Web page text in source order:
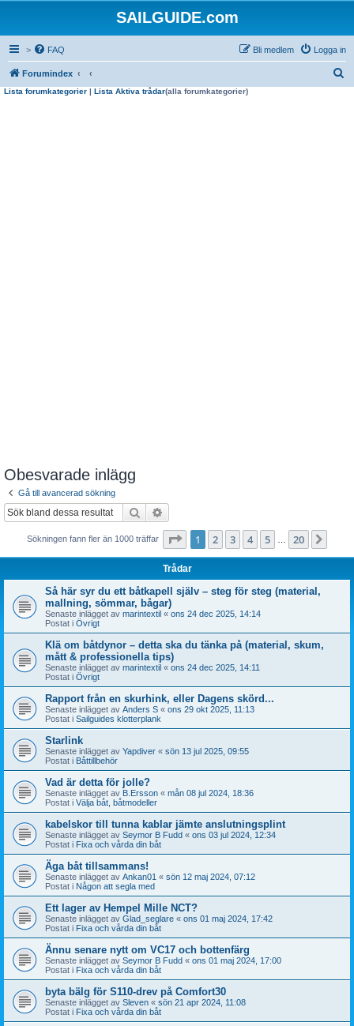
SAILGUIDE.com
> FAQ Logga in
Bli medlem
Forumindex
Lista forumkategorier | Lista Aktiva trådar(alla forumkategorier)
Obesvarade inlägg
Gå till avancerad sökning
Sök
Sökningen fann fler än 1000 träffar Sida av 20
1 2 3 4 5 20
Trådar
Så här syr du ett båtkapell själv – steg för steg (material,
mallning, sömmar, bågar)
Senaste inlägget av marintextil « ons 24 dec 2025, 14:14
Postat i Övrigt
Klä om båtdynor – detta ska du tänka på (material, skum,
mått & professionella tips)
Senaste inlägget av marintextil « ons 24 dec 2025, 14:11
Postat i Övrigt
Rapport från en skurhink, eller Dagens skörd...
Senaste inlägget av Anders S « ons 29 okt 2025, 11:13
Postat i Sailguides klotterplank
Starlink
Senaste inlägget av Yapdiver « sön 13 jul 2025, 09:55
Postat i Båttillbehör
Vad är detta för jolle?
Senaste inlägget av B.Ersson « mån 08 jul 2024, 18:36
Postat i Välja båt, båtmodeller
kabelskor till tunna kablar jämte anslutningsplint
Senaste inlägget av Seymor B Fudd « ons 03 jul 2024, 12:34
Postat i Fixa och vårda din båt
Äga båt tillsammans!
Senaste inlägget av Ankan01 « sön 12 maj 2024, 07:12
Postat i Någon att segla med
Ett lager av Hempel Mille NCT?
Senaste inlägget av Glad_seglare « ons 01 maj 2024, 17:42
Postat i Fixa och vårda din båt
Ännu senare nytt om VC17 och bottenfärg
Senaste inlägget av Seymor B Fudd « ons 01 maj 2024, 17:00
Postat i Fixa och vårda din båt
byta bälg för S110-drev på Comfort30
Senaste inlägget av Sleven « sön 21 apr 2024, 11:08
Postat i Fixa och vårda din båt